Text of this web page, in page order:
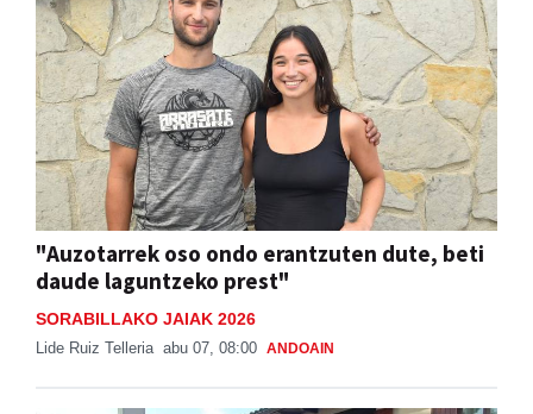
"Auzotarrek oso ondo erantzuten dute, beti
daude laguntzeko prest"
SORABILLAKO JAIAK 2026
Lide Ruiz Telleria abu 07, 08:00 ANDOAIN